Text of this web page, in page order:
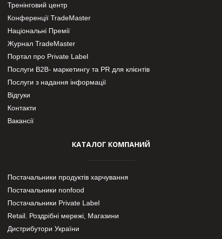
Тренінговий центр
Конференції TradeMaster
Національні Премії
Журнал TradeMaster
Портал про Private Label
Послуги В2В- маркетингу та PR для клієнтів
Послуги з надання інформації
Відгуки
Контакти
Вакансії
КАТАЛОГ КОМПАНИЙ
Постачальники продуктів харчування
Постачальники nonfood
Постачальники Private Label
Retail. Роздрібні мережі, Магазини
Дистрибутори України